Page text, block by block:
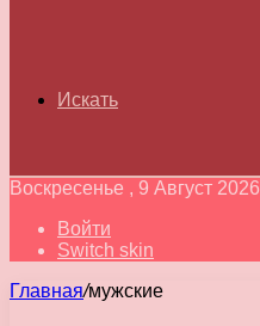
Искать
Воскресенье , 9 Август 2026
Войти
Switch skin
Главная/мужские